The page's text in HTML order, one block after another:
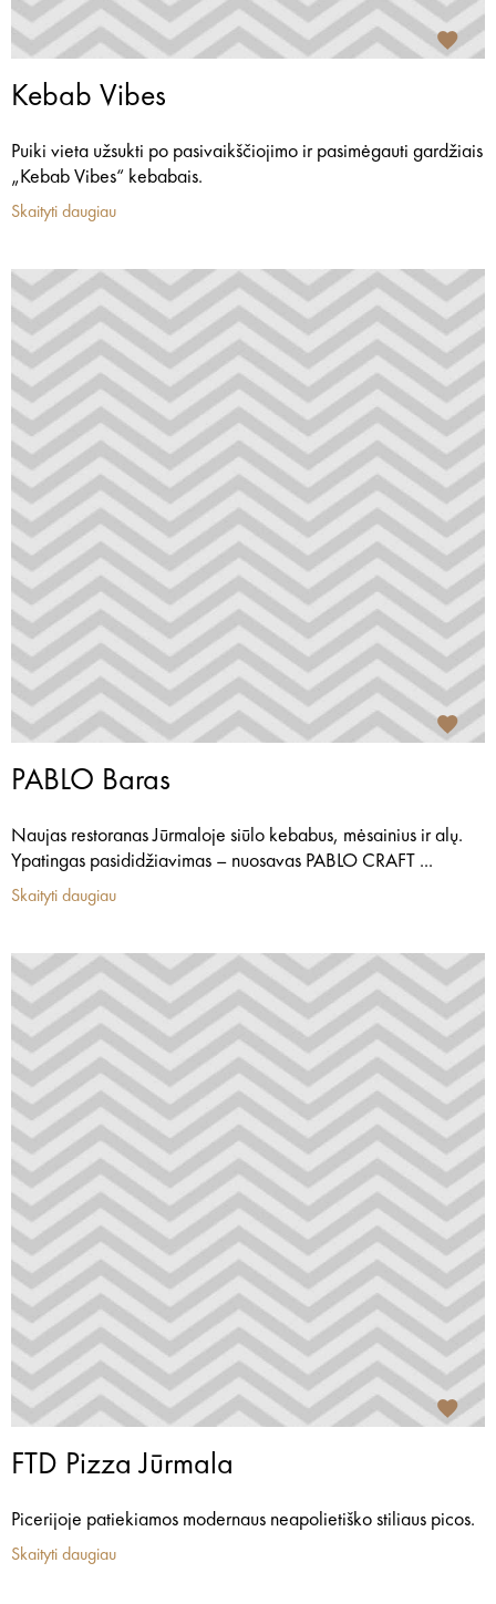
Kebab Vibes
Puiki vieta užsukti po pasivaikščiojimo ir pasimėgauti gardžiais
„Kebab Vibes“ kebabais.
Skaityti daugiau
PABLO Baras
Naujas restoranas Jūrmaloje siūlo kebabus, mėsainius ir alų.
Ypatingas pasididžiavimas – nuosavas PABLO CRAFT ...
Skaityti daugiau
FTD Pizza Jūrmala
Picerijoje patiekiamos modernaus neapolietiško stiliaus picos.
Skaityti daugiau